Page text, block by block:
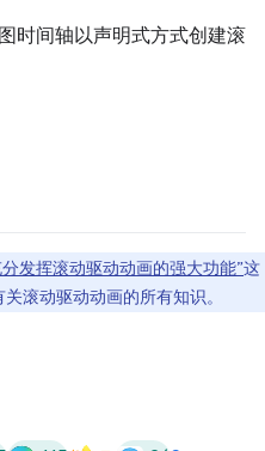
时间轴以声明式方式创建滚
分发挥滚动驱动动画的强大功能”这
滚动驱动动画的所有知识。